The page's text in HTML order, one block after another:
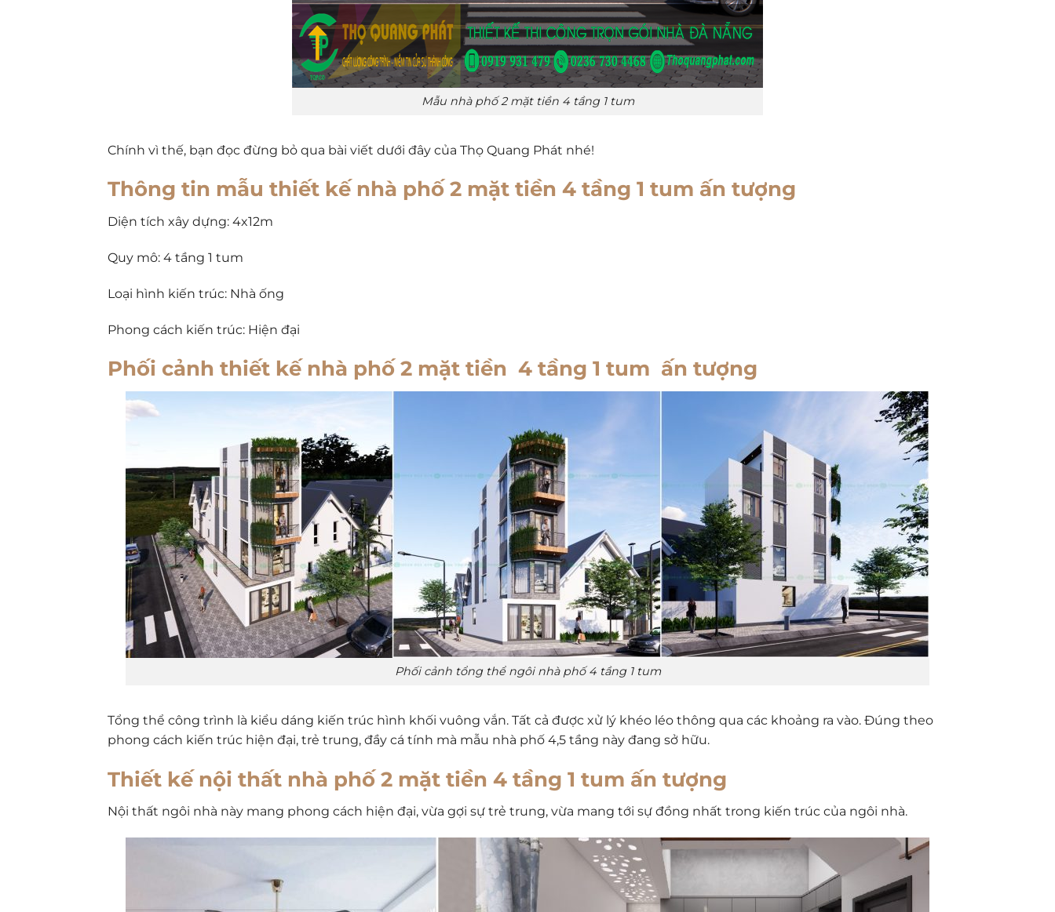
Mẫu nhà phố 2 mặt tiền 4 tầng 1 tum
Chính vì thế, bạn đọc đừng bỏ qua bài viết dưới đây của Thọ Quang Phát nhé!
Thông tin mẫu thiết kế nhà phố 2 mặt tiền 4 tầng 1 tum ấn tượng
Diện tích xây dựng: 4x12m
Quy mô: 4 tầng 1 tum
Loại hình kiến trúc: Nhà ống
Phong cách kiến trúc: Hiện đại
Phối cảnh thiết kế nhà phố 2 mặt tiền 4 tầng 1 tum ấn tượng
Phối cảnh tổng thể ngôi nhà phố 4 tầng 1 tum
Tổng thể công trình là kiểu dáng kiến trúc hình khối vuông vắn. Tất cả được xử lý khéo léo thông qua các khoảng ra vào. Đúng theo
phong cách kiến trúc hiện đại, trẻ trung, đầy cá tính mà mẫu nhà phố 4,5 tầng này đang sở hữu.
Thiết kế nội thất nhà phố 2 mặt tiền 4 tầng 1 tum ấn tượng
Nội thất ngôi nhà này mang phong cách hiện đại, vừa gợi sự trẻ trung, vừa mang tới sự đồng nhất trong kiến trúc của ngôi nhà.